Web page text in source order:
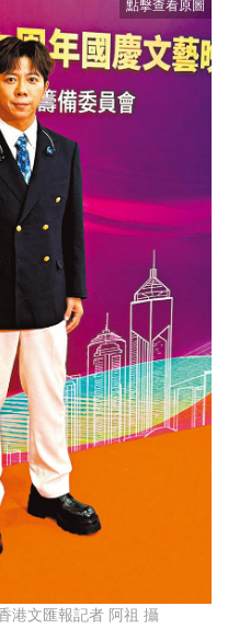
港文匯報記者 阿祖 攝